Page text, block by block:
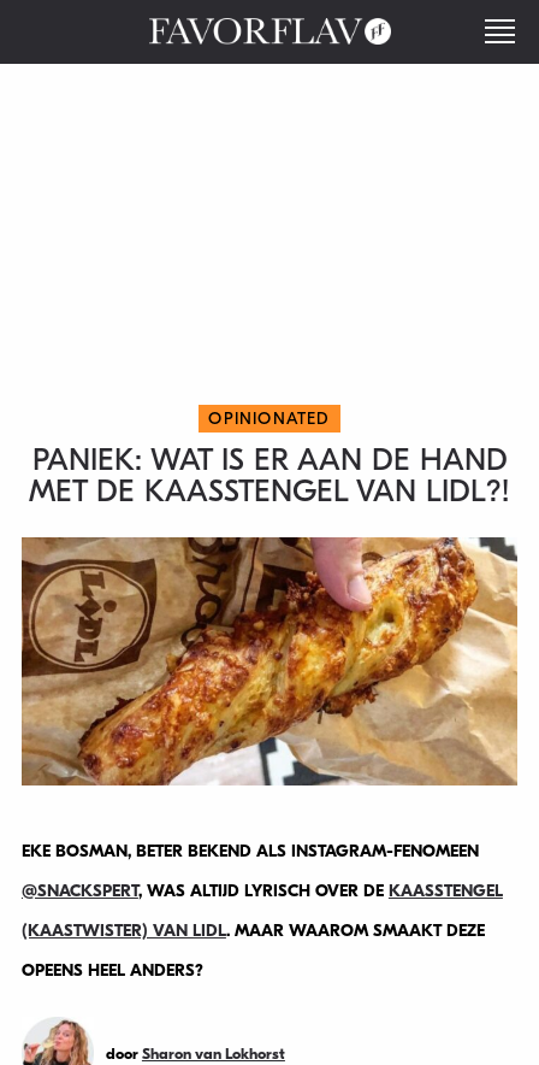
OPINIONATED
PANIEK: WAT IS ER AAN DE HAND
MET DE KAASSTENGEL VAN LIDL?!
EKE BOSMAN, BETER BEKEND ALS INSTAGRAM-FENOMEEN
@SNACKSPERT, WAS ALTIJD LYRISCH OVER DE KAASSTENGEL
(KAASTWISTER) VAN LIDL. MAAR WAAROM SMAAKT DEZE
OPEENS HEEL ANDERS?
door Sharon van Lokhorst